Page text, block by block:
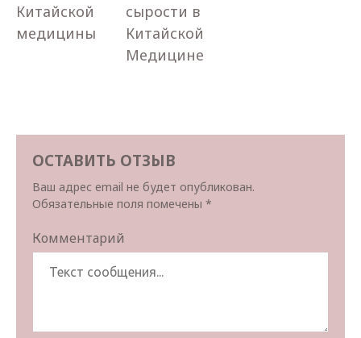
Китайской
медицины
сырости в
Китайской
Медицине
ОСТАВИТЬ ОТЗЫВ
Ваш адрес email не будет опубликован.
Обязательные поля помечены *
Комментарий